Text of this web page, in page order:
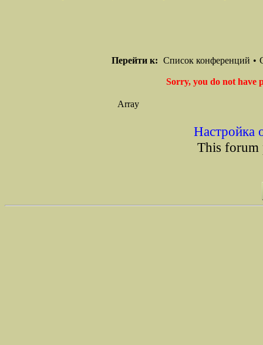
Перейти к: Список конференций •
Sorry, you do not have
Array
Настройка
This